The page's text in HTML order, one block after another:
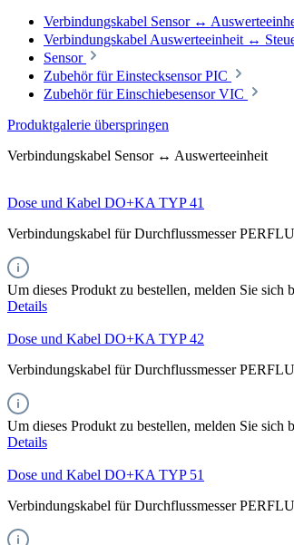
Verbindungskabel Sensor ↔
Verbindungskabel Auswerteeinheit ↔
Sensor
Zubehör für Einstecksensor PIC
Zubehör für Einschiebesensor VIC
Produktgalerie überspringen
Verbindungskabel Sensor ↔ Auswerteeinheit
Dose und Kabel DO+KA TYP 41
Verbindungskabel für Durchflussmesser
Um dieses Produkt zu bestellen, melden Sie sich
Details
Dose und Kabel DO+KA TYP 42
Verbindungskabel für Durchflussmesser
Um dieses Produkt zu bestellen, melden Sie sich
Details
Dose und Kabel DO+KA TYP 51
Verbindungskabel für Durchflussmesser